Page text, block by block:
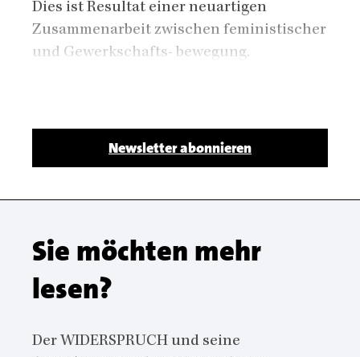
Dies ist Resultat einer neuartigen
Zusammenarbeit zwischen feministischer
und Gewerkschafts- bewegung.
Newsletter abonnieren
Sie möchten mehr
lesen?
Der WIDERSPRUCH und seine